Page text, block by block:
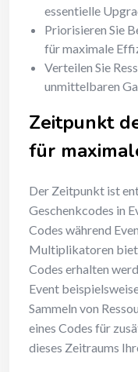
essentielle
Priorisieren Sie
für maximale
Verteilen Sie
unmittelbaren
Zeitpunkt
für
Der Zeitpunkt ist
Geschenkcodes in
Codes während
Multiplikatoren
Codes erhalten
Event
Sammeln von
eines Codes für
dieses Zeitraums